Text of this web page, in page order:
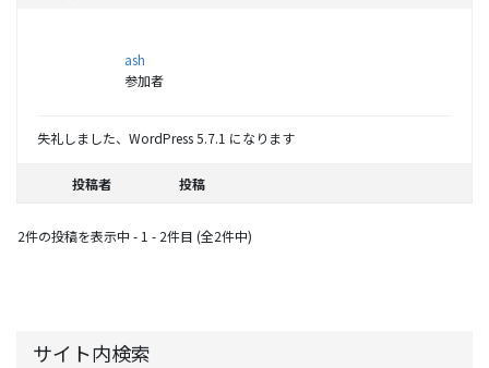
ash
参加者
失礼しました、WordPress 5.7.1 になります
投稿者 投稿
2件の投稿を表示中 - 1 - 2件目 (全2件中)
サイト内検索